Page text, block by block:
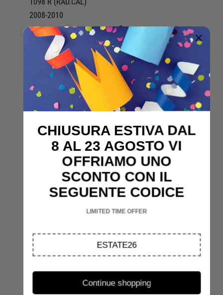
2008-2010
2
ANTERIORE
DUCATI
1098 R BAYLISS LE (RAD.CAL)
2009-2010
2
DUCATI
1098 S (RAD. CAL)
2007-2008
2
1098
1098 STREETFIGHTER (RAD.CAL)
2009-2014
2
ANTERIORE
CHIUSURA ESTIVA DAL
8 AL 23 AGOSTO VI
OFFRIAMO UNO
SCONTO CON IL
SEGUENTE CODICE
LIMITED TIME OFFER
ESTATE26
Continue shopping